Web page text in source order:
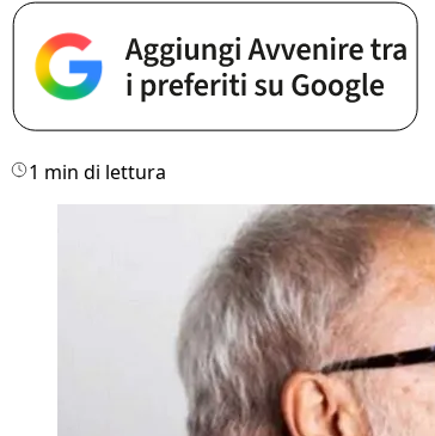
1 min di lettura